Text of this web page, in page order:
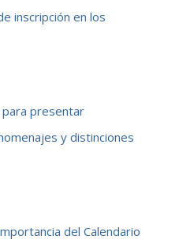
inscripción en los
presentar
y distinciones
del Calendario